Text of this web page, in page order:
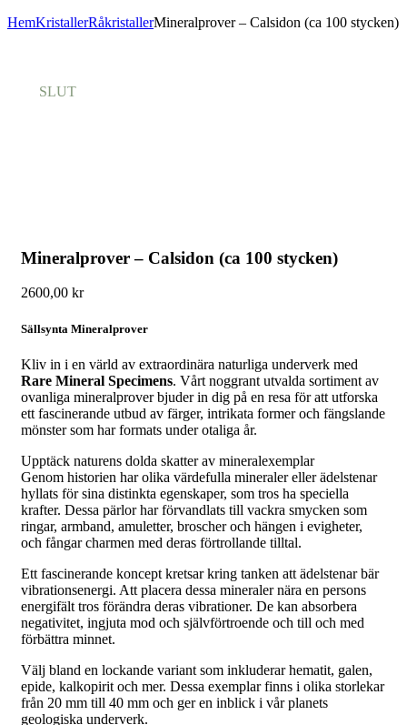
HemKristallerRåkristallerMineralprover – Calsidon (ca 100 stycken)
SLUT
Mineralprover – Calsidon (ca 100 stycken)
2600,00 kr
Sällsynta Mineralprover
Kliv in i en värld av extraordinära naturliga underverk med
Rare Mineral Specimens. Vårt noggrant utvalda sortiment av
ovanliga mineralprover bjuder in dig på en resa för att utforska
ett fascinerande utbud av färger, intrikata former och fängslande
mönster som har formats under otaliga år.
Upptäck naturens dolda skatter av mineralexemplar
Genom historien har olika värdefulla mineraler eller ädelstenar
hyllats för sina distinkta egenskaper, som tros ha speciella
krafter. Dessa pärlor har förvandlats till vackra smycken som
ringar, armband, amuletter, broscher och hängen i evigheter,
och fångar charmen med deras förtrollande tilltal.
Ett fascinerande koncept kretsar kring tanken att ädelstenar bär
vibrationsenergi. Att placera dessa mineraler nära en persons
energifält tros förändra deras vibrationer. De kan absorbera
negativitet, ingjuta mod och självförtroende och till och med
förbättra minnet.
Välj bland en lockande variant som inkluderar hematit, galen,
epide, kalkopirit och mer. Dessa exemplar finns i olika storlekar
från 20 mm till 40 mm och ger en inblick i vår planets
geologiska underverk.